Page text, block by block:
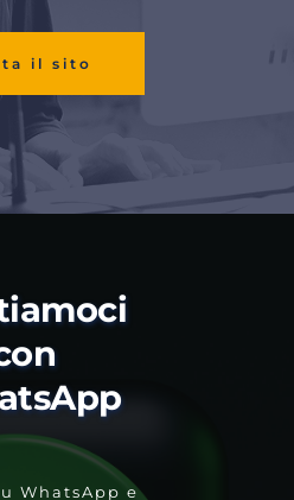
il sito
WhatsApp e